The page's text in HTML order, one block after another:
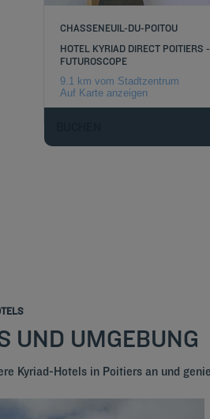
CHASSENEUIL-DU-POITOU
HOTEL KYRIAD DIRECT POITIERS
FUTUROSCOPE
9.1 km vom Stadtzentrum
Auf Karte anzeigen
UND UMGEBUNG
Kyriad-Hotels in Poitiers an und